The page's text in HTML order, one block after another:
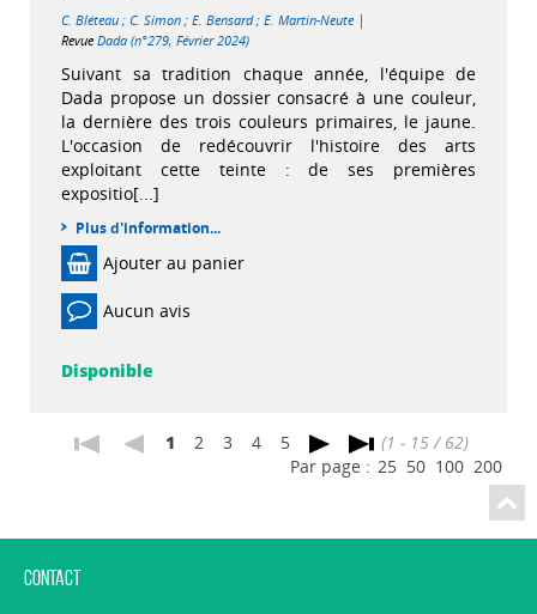
C. Bléteau ; C. Simon ; E. Bensard; E. Martin-Neute |
Revue Dada (n°279, Février 2024)
Suivant sa tradition chaque année, l'équipe de
Dada propose un dossier consacré à une couleur,
la dernière des trois couleurs primaires, le jaune.
L'occasion de redécouvrir l'histoire des arts
exploitant cette teinte : de ses premières
expositio[...]
Plus d'information...
Ajouter au panier
Aucun avis
Disponible
1 2 3 4 5
(1 - 15 / 62)
Par page : 25 50 100 200
Contact